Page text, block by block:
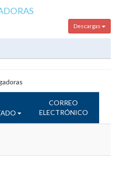
Descargas
CORREO
ELECTRÓNICO